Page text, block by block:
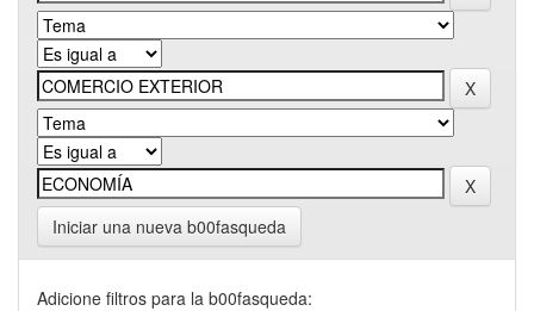
Iniciar una nueva b00fasqueda
Adicione filtros para la b00fasqueda: